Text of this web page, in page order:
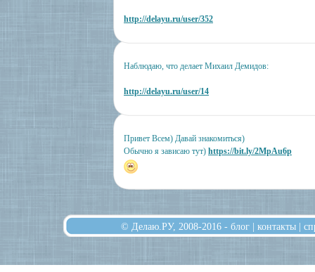
http://delayu.ru/user/352
Наблюдаю, что делает Михаил Демидов:
http://delayu.ru/user/14
Привет Всем) Давай знакомиться)
Обычно я зависаю тут) https://bit.ly/2MpAu6p
© Делаю.РУ, 2008-2016 - блог | контакты |